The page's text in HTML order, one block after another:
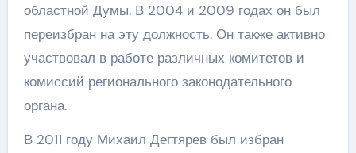
областной Думы. В 2004 и 2009 годах он был
переизбран на эту должность. Он также активно
участвовал в работе различных комитетов и
комиссий регионального законодательного
органа.
В 2011 году Михаил Дегтярев был избран